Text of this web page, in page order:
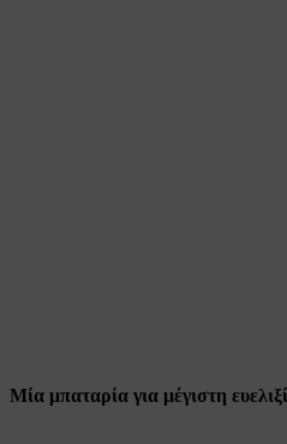
Μία μπαταρία για μέγιστη